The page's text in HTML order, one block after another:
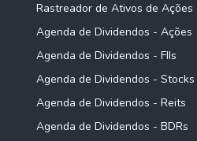
Rastreador de Ativos de Ações
Agenda de Dividendos - Ações
Agenda de Dividendos - FIIs
Agenda de Dividendos - Stocks
Agenda de Dividendos - Reits
Agenda de Dividendos - BDRs